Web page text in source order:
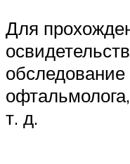
Для
обследование
т. д.